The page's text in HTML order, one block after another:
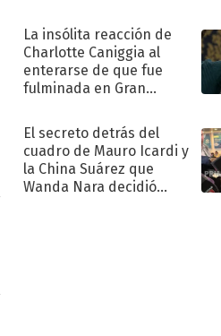
La insólita reacción de
Charlotte Caniggia al
enterarse de que fue
fulminada en Gran
El secreto detrás del
cuadro de Mauro Icardi y
la China Suárez que
Wanda Nara decidió